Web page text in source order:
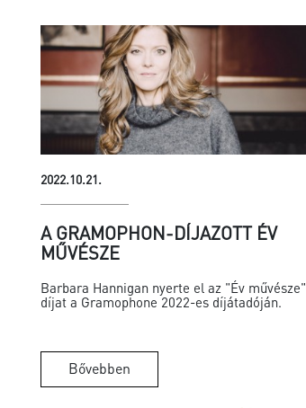
2022.10.21.
A GRAMOPHON-DÍJAZOTT ÉV
MŰVÉSZE
Barbara Hannigan nyerte el az "Év művésze"
díjat a Gramophone 2022-es díjátadóján.
Bővebben